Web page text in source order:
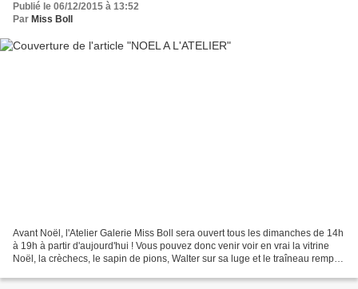
Publié le 06/12/2015 à 13:52
Par Miss Boll
Avant Noël, l'Atelier Galerie Miss Boll sera ouvert tous les dimanches de 14h
à 19h à partir d'aujourd'hui ! Vous pouvez donc venir voir en vrai la vitrine
Noël, la crèchecs, le sapin de pions, Walter sur sa luge et le traîneau rempli